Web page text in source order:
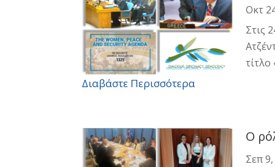
Οκτ
Στις
Διαβάστε Περισσότερα
Ο
Σεπ